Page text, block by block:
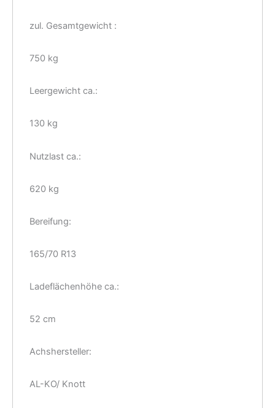
zul. Gesamtgewicht :
750 kg
Leergewicht ca.:
130 kg
Nutzlast ca.:
620 kg
Bereifung:
165/70 R13
Ladeflächenhöhe ca.:
52 cm
Achshersteller:
AL-KO/ Knott